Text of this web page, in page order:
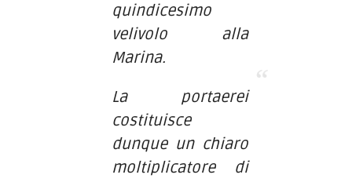
quindicesimo
velivolo alla
Marina.
La portaerei
costituisce
dunque un chiaro
moltiplicatore di